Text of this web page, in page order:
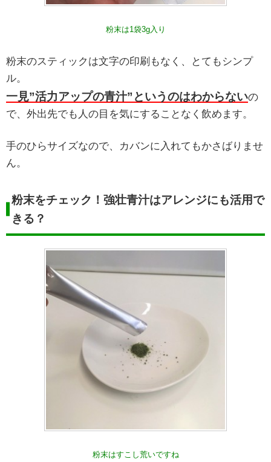
粉末は1袋3g入り
粉末のスティックは文字の印刷もなく、とてもシンプ
ル。
一見”活力アップの青汁”というのはわからないの
で、外出先でも人の目を気にすることなく飲めます。
手のひらサイズなので、カバンに入れてもかさばりませ
ん。
粉末をチェック！強壮青汁はアレンジにも活用で
きる？
粉末はすこし荒いですね